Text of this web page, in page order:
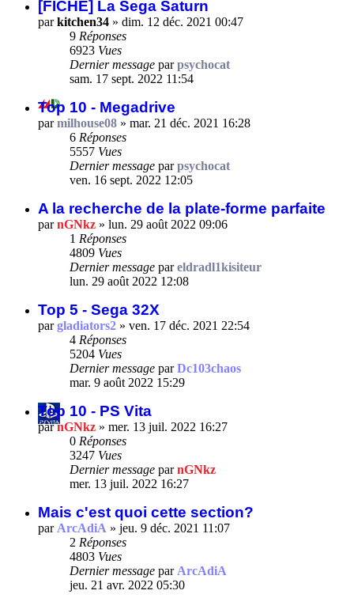
[FICHE] La Sega Saturn
parkitchen34 » dim. 12 déc. 2021 00:47
9 Réponses
6923 Vues
Dernier message parpsychocat
sam. 17 sept. 2022 11:54
Top 10 - Megadrive
parmilhouse08 » mar. 21 déc. 2021 16:28
6 Réponses
5557 Vues
Dernier message parpsychocat
ven. 16 sept. 2022 12:05
A la recherche de la plate-forme parfaite
parnGNkz » lun. 29 août 2022 09:06
1 Réponses
4809 Vues
Dernier message pareldradl1kisiteur
lun. 29 août 2022 12:08
Top 5 - Sega 32X
pargladiators2 » ven. 17 déc. 2021 22:54
4 Réponses
5204 Vues
Dernier message parDc103chaos
mar. 9 août 2022 15:29
Top 10 - PS Vita
parnGNkz » mer. 13 juil. 2022 16:27
0 Réponses
3247 Vues
Dernier message parnGNkz
mer. 13 juil. 2022 16:27
Mais c'est quoi cette section?
par ArcAdiA » jeu. 9 déc. 2021 11:07
2 Réponses
4803 Vues
Dernier message par ArcAdiA
jeu. 21 avr. 2022 05:30